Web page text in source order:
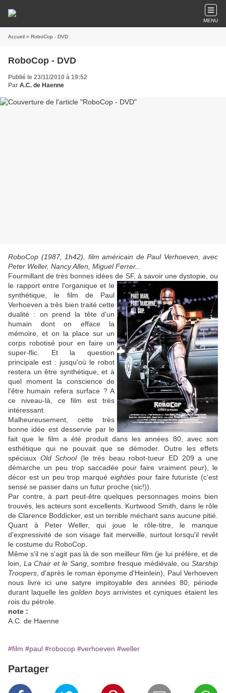
MENU
Accueil » RoboCop - DVD
RoboCop - DVD
Publié le 23/11/2010 à 19:52
Par A.C. de Haenne
RoboCop (1987, 1h42), film américain de Paul Verhoeven, avec
Peter Weller, Nancy Allen, Miguel Ferrer...
Fourmillant de très bonnes idées de SF, à savoir une dystopie, ou
le rapportentre l'organique et le
synthétique, le film de Paul
Verhoeven a très bien traité cette
dualité : on prend la tête d'un
humain dont on efface la
mémoire, et on la place sur un
corps robotisé pour en faire un
super-flic. Et la question
principale est : jusqu'où le robot
restera un être synthétique, et à
quel moment la conscience de
l'être humain refera surface ? A
ce niveau-là, ce film est très
intéressant.
Malheureusement, cette très
bonne idée est desservie par le
fait que le film a été produit dans les années 80, avec son
esthétique qui ne pouvait que se démoder. Outre les effets
spéciaux Old School (le très beau robot-tueur ED 209 a une
démarche un peu trop saccadée pour faire vraiment peur), le
décor est un peu trop marqué eighties pour faire futuriste (c'est
sensé se passer dans un futur proche (sic!)).
Par contre, à part peut-être quelques personnages moins bien
trouvés, les acteurs sont excellents. Kurtwood Smith, dans le rôle
de Clarence Boddicker, est un terrible méchant sans aucune pitié.
Quant à Peter Weller, qui joue le rôle-titre, le manque
d'expressivité de son visage fait merveille, surtout lorsqu'il revêt
le costume du RoboCop.
Même s'il ne s'agit pas là de son meilleur film (je lui préfère, et de
loin, La Chair et le Sang, sombre fresque médiévale, ou Starship
Troopers , d'après le roman éponyme d'Heinlein), Paul Verhoeven
nous livre ici une satyre impitoyable des années 80, période
durant laquelle lesgolden boysarrivistes et cyniques étaient les
rois du pétrole.
note :
A.C. de Haenne
#film #paul #robocop #verhoeven #weller
Partager